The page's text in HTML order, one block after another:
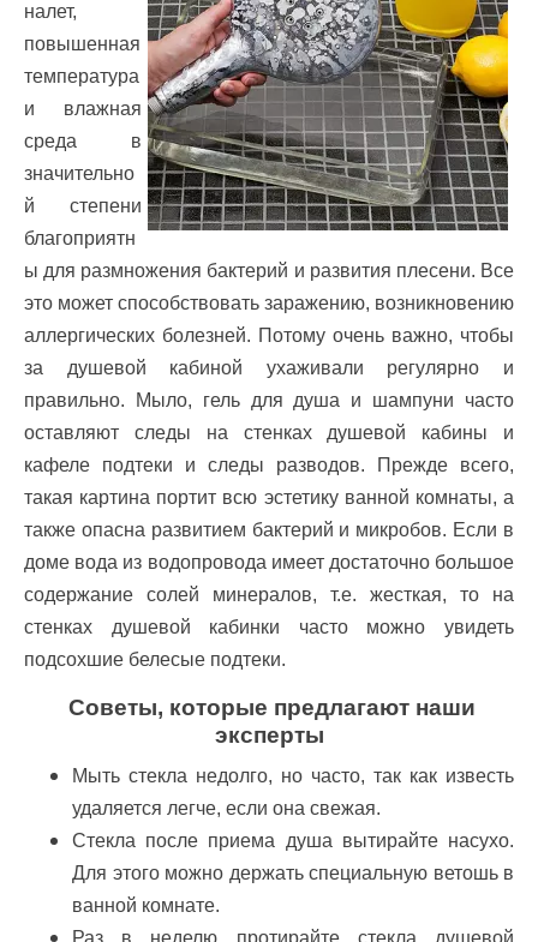
налет,
повышенная
температура
и влажная
среда в
значительно
й степени
благоприятн
ы для размножения бактерий и развития плесени. Все
это может способствовать заражению, возникновению
аллергических болезней. Потому очень важно, чтобы
за душевой кабиной ухаживали регулярно и
правильно. Мыло, гель для душа и шампуни часто
оставляют следы на стенках душевой кабины и
кафеле подтеки и следы разводов. Прежде всего,
такая картина портит всю эстетику ванной комнаты, а
также опасна развитием бактерий и микробов. Если в
доме вода из водопровода имеет достаточно большое
содержание солей минералов, т.е. жесткая, то на
стенках душевой кабинки часто можно увидеть
подсохшие белесые подтеки.
Советы, которые предлагают наши
эксперты
Мыть стекла недолго, но часто, так как известь
удаляется легче, если она свежая.
Стекла после приема душа вытирайте насухо.
Для этого можно держать специальную ветошь в
ванной комнате.
Раз в неделю протирайте стекла душевой